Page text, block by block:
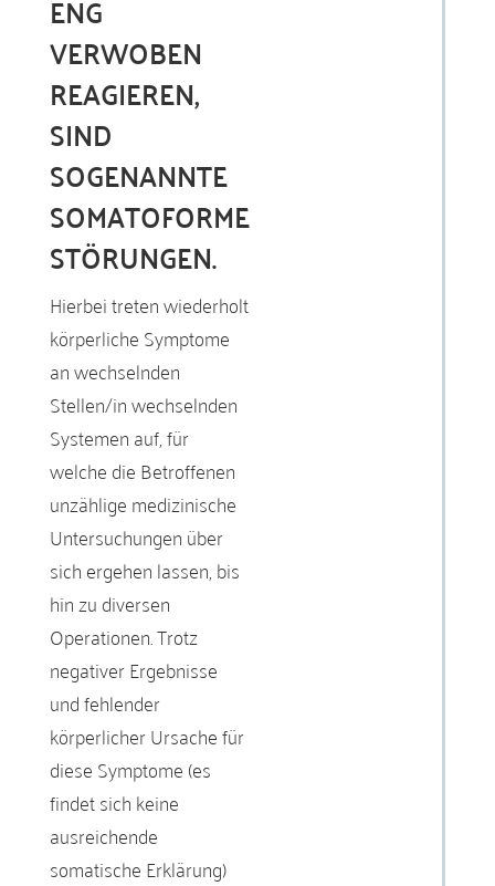
ENG
VERWOBEN
REAGIEREN,
SIND
SOGENANNTE
SOMATOFORME
STÖRUNGEN.
Hierbei treten wiederholt
körperliche Symptome
an wechselnden
Stellen/in wechselnden
Systemen auf, für
welche die Betroffenen
unzählige medizinische
Untersuchungen über
sich ergehen lassen, bis
hin zu diversen
Operationen. Trotz
negativer Ergebnisse
und fehlender
körperlicher Ursache für
diese Symptome (es
findet sich keine
ausreichende
somatische Erklärung)